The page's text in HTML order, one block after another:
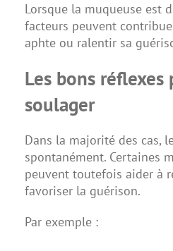
Lorsque la muqueuse est
facteurs peuvent
aphte ou ralentir sa
Les bons réflexes
soulager
Dans la majorité des cas,
spontanément. Certaines
peuvent toutefois aider à
favoriser la guérison.
Par exemple :